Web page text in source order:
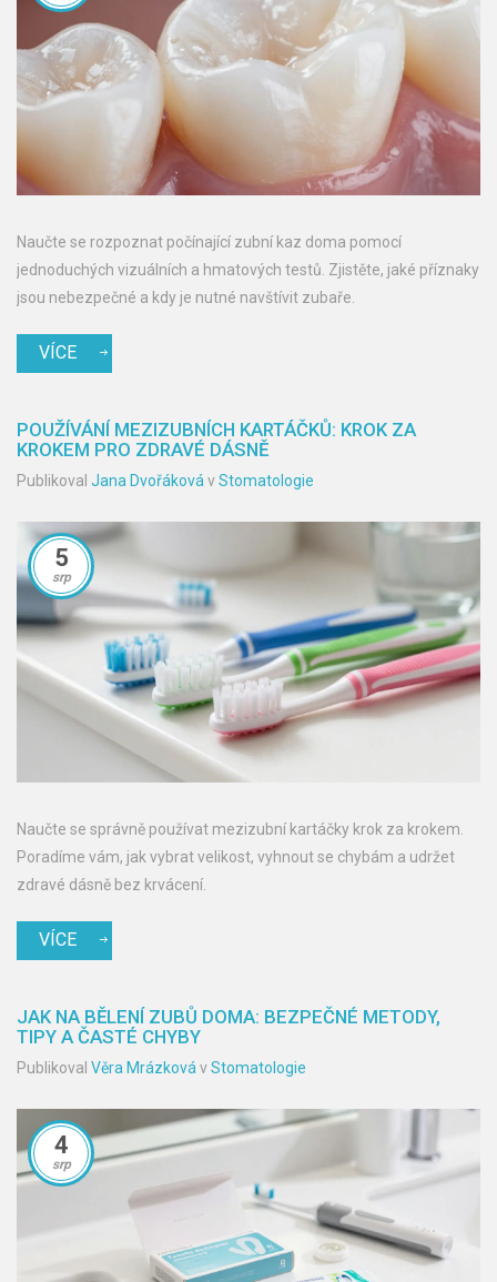
Naučte se rozpoznat počínající zubní kaz doma pomocí
jednoduchých vizuálních a hmatových testů. Zjistěte, jaké příznaky
jsou nebezpečné a kdy je nutné navštívit zubaře.
VÍCE
POUŽÍVÁNÍ MEZIZUBNÍCH KARTÁČKŮ: KROK ZA
KROKEM PRO ZDRAVÉ DÁSNĚ
Publikoval Jana DvořákovávStomatologie
5
srp
Naučte se správně používat mezizubní kartáčky krok za krokem.
Poradíme vám, jak vybrat velikost, vyhnout se chybám a udržet
zdravé dásně bez krvácení.
VÍCE
JAK NA BĚLENÍ ZUBŮ DOMA: BEZPEČNÉ METODY,
TIPY A ČASTÉ CHYBY
Publikoval Věra MrázkovávStomatologie
4
srp